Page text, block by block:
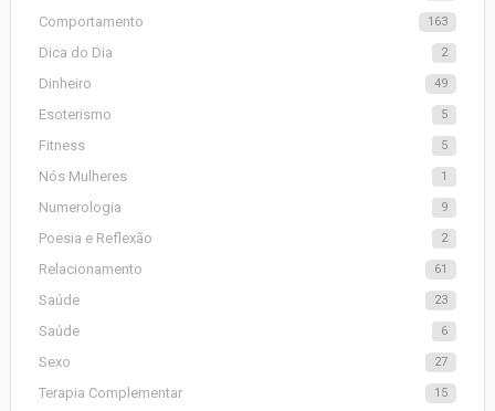
Comportamento 163
Dica do Dia 2
Dinheiro 49
Esoterismo 5
Fitness 5
Nós Mulheres 1
Numerologia 9
Poesia e Reflexão 2
Relacionamento 61
Saúde 23
Saúde 6
Sexo 27
Terapia Complementar 15